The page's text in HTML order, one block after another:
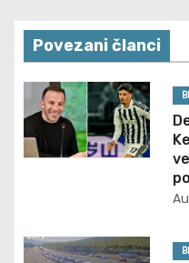
n
a
v
i
a
Povezani članci